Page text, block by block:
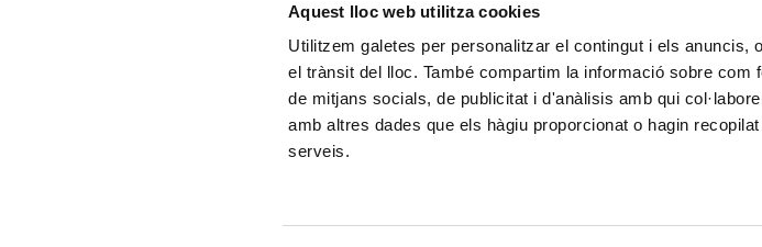
Aquest lloc web utilitza cookies
Utilitzem galetes per personalitzar el contingut i els anuncis,
el trànsit del lloc. També compartim la informació sobre
de mitjans socials, de publicitat i d'anàlisis amb qui
amb altres dades que els hàgiu proporcionat o hagin
serveis.
El nostre horari d’atenció al públic
De lunes a viernes de 8.00h a 14:00h Newsletter
Legal